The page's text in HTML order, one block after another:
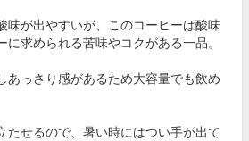
味が出やすいが、このコーヒーは酸味
求められる苦味やコクがある一品。
あっさり感があるため大容量でも飲め
たせるので、暑い時にはつい手が出て